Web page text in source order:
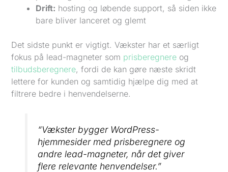
Drift: hosting og løbende support, så siden ikke
bare bliver lanceret og glemt
Det sidste punkt er vigtigt. Vækster har et særligt
fokus på lead-magneter som prisberegnere og
tilbudsberegnere, fordi de kan gøre næste skridt
lettere for kunden og samtidig hjælpe dig med at
filtrere bedre i henvendelserne.
“Vækster bygger WordPress-
hjemmesider med prisberegnere og
andre lead-magneter, når det giver
flere relevante henvendelser.”